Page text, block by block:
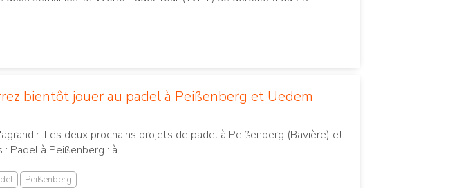
bientôt jouer au padel à Peißenberg et Uedem
Les deux prochains projets de padel à Peißenberg (Bavière) et
Padel à Peißenberg : à...
Peißenberg